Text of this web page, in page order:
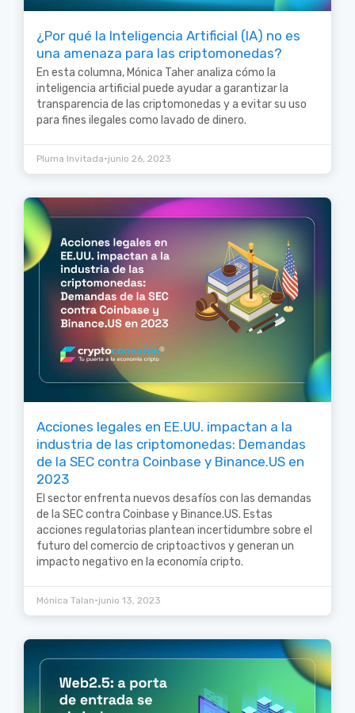
¿Por qué la Inteligencia Artificial (IA) no es
una amenaza para las criptomonedas?
En esta columna, Mónica Taher analiza cómo la
inteligencia artificial puede ayudar a garantizar la
transparencia de las criptomonedas y a evitar su uso
para fines ilegales como lavado de dinero.
Pluma Invitada•junio 26, 2023
Acciones legales en EE.UU. impactan a la
industria de las criptomonedas: Demandas
de la SEC contra Coinbase y Binance.US en
2023
El sector enfrenta nuevos desafíos con las demandas
de la SEC contra Coinbase y Binance.US. Estas
acciones regulatorias plantean incertidumbre sobre el
futuro del comercio de criptoactivos y generan un
impacto negativo en la economía cripto.
Mónica Talan•junio 13, 2023